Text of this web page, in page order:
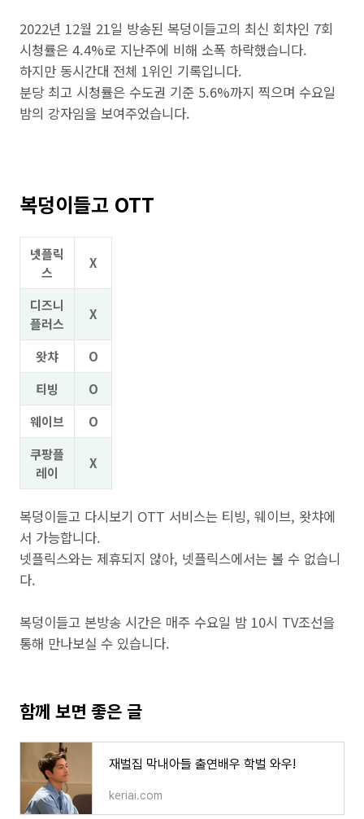
2022년 12월 21일 방송된 복덩이들고의 최신 회차인 7회
시청률은 4.4%로 지난주에 비해 소폭 하락했습니다.
하지만 동시간대 전체 1위인 기록입니다.
분당 최고 시청률은 수도권 기준 5.6%까지 찍으며 수요일
밤의 강자임을 보여주었습니다.
복덩이들고 OTT
넷플릭
스
X
디즈니
플러스
X
왓챠
O
티빙
O
웨이브
O
쿠팡플
레이
X
복덩이들고 다시보기 OTT 서비스는 티빙, 웨이브, 왓챠에
서 가능합니다.
넷플릭스와는 제휴되지 않아, 넷플릭스에서는 볼 수 없습니
다.
복덩이들고 본방송 시간은 매주 수요일 밤 10시 TV조선을
통해 만나보실 수 있습니다.
함께 보면 좋은 글
재벌집 막내아들 출연배우 학벌 와우!
keriai.com